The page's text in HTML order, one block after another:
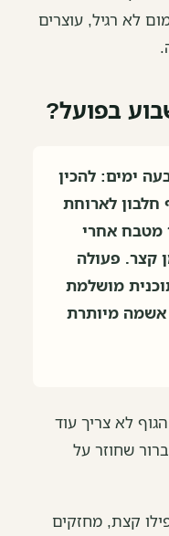
לא רגיל, עוצרים
בפועל?
ימים: להכין
לארוחת
לסגור מטבח אחרי
קצר. פעולה
מושלמת
אשמה מיותרת
לא צריך עוד
שחוזר על
קצת, מחזקים